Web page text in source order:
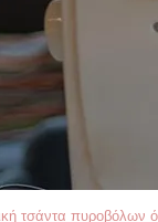
τσάντα πυροβόλων